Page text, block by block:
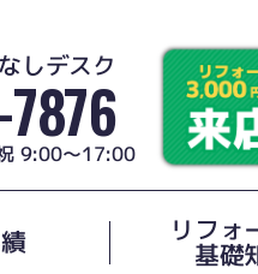
しデスク
9:00～17:00
リフォ
基礎